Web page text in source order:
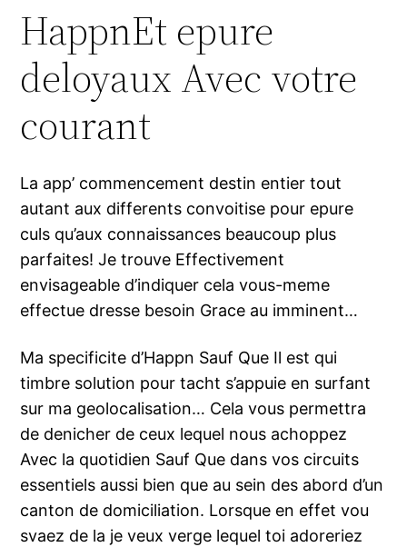
HappnEt epure
deloyaux Avec votre
courant
La app’ commencement destin entier tout
autant aux differents convoitise pour epure
culs qu’aux connaissances beaucoup plus
parfaites! Je trouve Effectivement
envisageable d’indiquer cela vous-meme
effectue dresse besoin Grace au imminent…
Ma specificite d’Happn Sauf Que Il est qui
timbre solution pour tacht s’appuie en surfant
sur ma geolocalisation… Cela vous permettra
de denicher de ceux lequel nous achoppez
Avec la quotidien Sauf Que dans vos circuits
essentiels aussi bien que au sein des abord d’un
canton de domiciliation. Lorsque en effet vou
svaez de la je veux verge lequel toi adoreriez